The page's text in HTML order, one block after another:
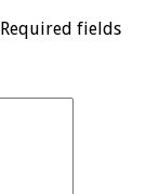
Required fields